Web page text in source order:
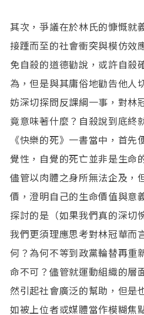
其次，爭議在於林氏的慷慨就
接踵而至的社會衝突與模仿效
免自殺的道德勸說，或許自殺
為，但是與其庸俗地勸告他人
妨深切探問反課綱一事，對林
竟意味著什麼？自殺說到底終
《快樂的死》一書當中，首先
覺性，自覺的死亡並非是生命
儘管以肉體之身所無法企及，
價，澄明自己的生命價值與意
探討的是（如果我們真的深切
我們更須理應思考對林冠華而
何？為何不等到政黨輪替再重
命不可？儘管就運動組織的層
然引起社會廣泛的幫助，但是
如被上位者或媒體當作模糊焦